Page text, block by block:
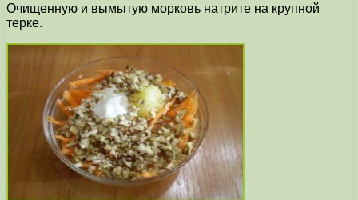
Очищенную и вымытую морковь натрите на крупной
терке.